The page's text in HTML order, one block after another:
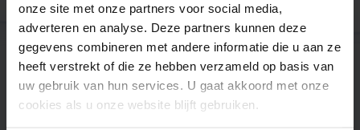
onze site met onze partners voor social media,
adverteren en analyse. Deze partners kunnen deze
gegevens combineren met andere informatie die u aan ze
heeft verstrekt of die ze hebben verzameld op basis van
uw gebruik van hun services. U gaat akkoord met onze
cookies als u onze website blijft gebruiken.